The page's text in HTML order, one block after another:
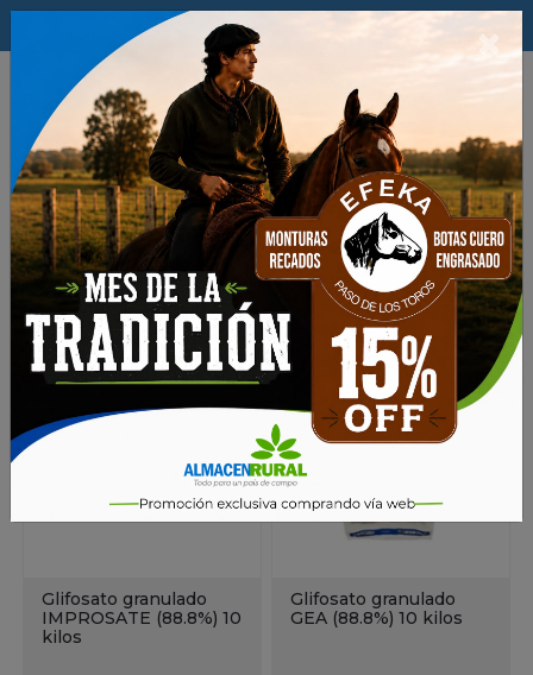
Productos Proteccion de Cultivos GLIFOSATOS
Glifosatos Granulados
Glifosato granulado
IMPROSATE (88.8%) 10
kilos
Glifosato granulado
GEA (88.8%) 10 kilos
×